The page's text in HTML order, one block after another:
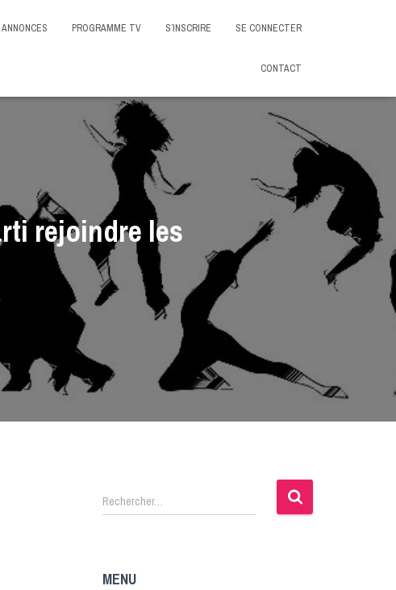
PROGRAMME TV S’INSCRIRE SE CONNECTER
CONTACT
rejoindre les
Rechercher…
MENU